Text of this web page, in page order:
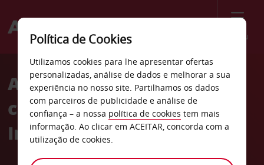
Menu
Welcome
AvisAluguer de
carros Aeroporto
Internacional de Doa
Política de Cookies
Utilizamos cookies para lhe apresentar ofertas
personalizadas, análise de dados e melhorar a sua
experiência no nosso site. Partilhamos os dados
com parceiros de publicidade e análise de
confiança – a nossa política de cookies tem mais
informação. Ao clicar em ACEITAR, concorda com a
utilização de cookies.